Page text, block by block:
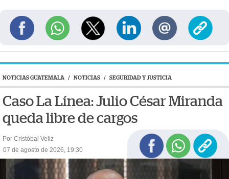
NOTICIAS GUATEMALA / NOTICIAS / SEGURIDAD Y JUSTICIA
Caso La Línea: Julio César Miranda
queda libre de cargos
Por Cristóbal Veliz
07 de agosto de 2026, 19:30